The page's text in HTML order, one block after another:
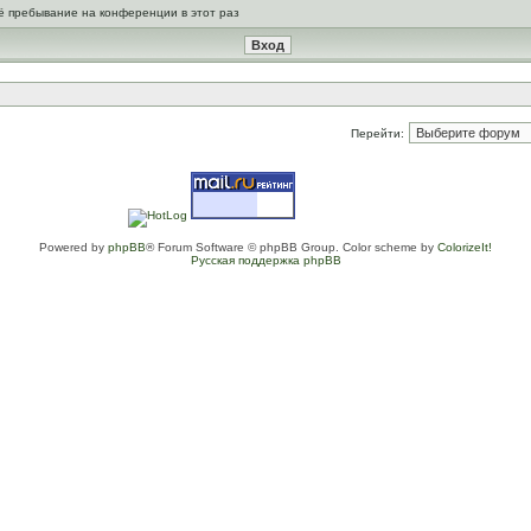
пребывание на конференции в этот раз
Перейти:
Powered by phpBB® Forum Software © phpBB Group. Color scheme by ColorizeIt!
Русская поддержка phpBB